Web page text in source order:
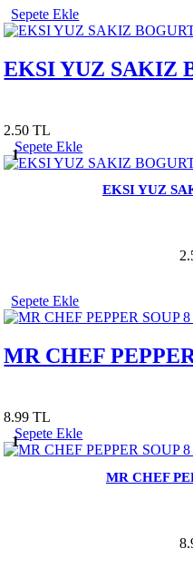
Sepete Ekle
EKSI YUZ SAKIZ
2.50 TL
1
Sepete Ekle
EKSI YUZ
Sepete Ekle
MR CHEF
8.99 TL
1
Sepete Ekle
MR CHEF